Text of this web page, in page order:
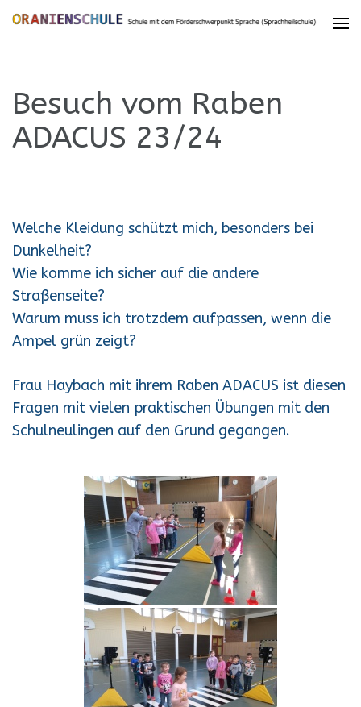
Besuch vom Raben
ADACUS 23/24
Welche Kleidung schützt mich, besonders bei
Dunkelheit?
Wie komme ich sicher auf die andere
Straßenseite?
Warum muss ich trotzdem aufpassen, wenn die
Ampel grün zeigt?
Frau Haybach mit ihrem Raben ADACUS ist diesen
Fragen mit vielen praktischen Übungen mit den
Schulneulingen auf den Grund gegangen.